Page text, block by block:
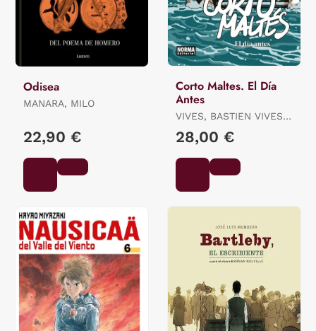
Odisea
MANARA, MILO
22,90 €
Corto Maltes. El Día
Antes
VIVES, BASTIEN VIVES /
QUENEHEN, MARTIN
28,00 €